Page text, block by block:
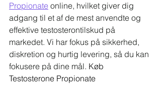
Propionate online, hvilket giver dig
adgang til et af de mest anvendte og
effektive testosterontilskud på
markedet. Vi har fokus på sikkerhed,
diskretion og hurtig levering, så du kan
fokusere på dine mål. Køb
Testosterone Propionate